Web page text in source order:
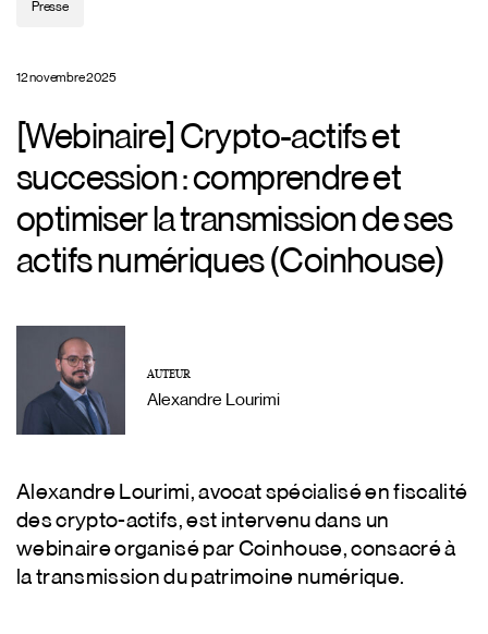
Presse
12 novembre 2025
[Webinaire] Crypto-actifs et
succession : comprendre et
optimiser la transmission de ses
actifs numériques (Coinhouse)
AUTEUR
Alexandre Lourimi
Alexandre Lourimi, avocat spécialisé en fiscalité
des crypto-actifs, est intervenu dans un
webinaire organisé par Coinhouse, consacré à
la transmission du patrimoine numérique.